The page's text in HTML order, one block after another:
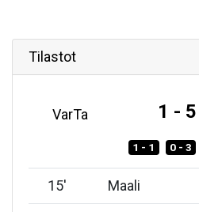
Tilastot
VarTa 1 - 5
1 - 1 0 - 3
15' Maali